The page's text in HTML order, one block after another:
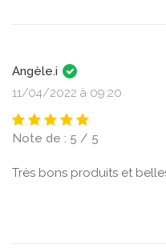
Angèle.i
11/04/2022 à 09:20
Note de : 5 / 5
Très bons produits et